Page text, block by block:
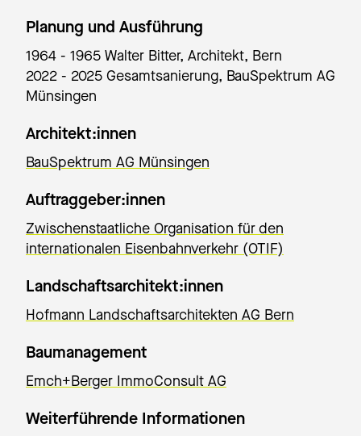
Planung und Ausführung
1964 - 1965 Walter Bitter, Architekt, Bern
2022 - 2025 Gesamtsanierung, BauSpektrum AG
Münsingen
Architekt:innen
BauSpektrum AG Münsingen
Auftraggeber:innen
Zwischenstaatliche Organisation für den
internationalen Eisenbahnverkehr (OTIF)
Landschaftsarchitekt:innen
Hofmann Landschaftsarchitekten AG Bern
Baumanagement
Emch+Berger ImmoConsult AG
Weiterführende Informationen